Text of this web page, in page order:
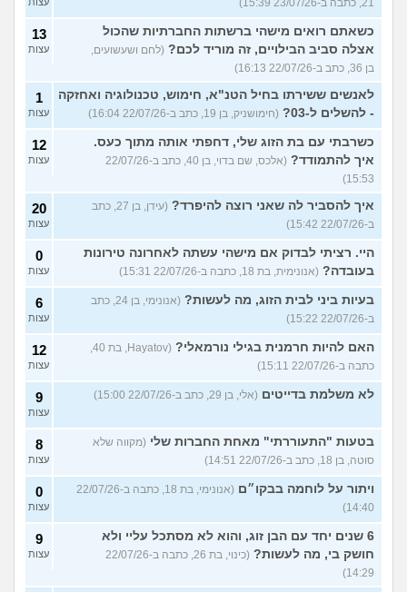
21, כתבה ב-23/07/26 15:39)
כשאתם רואים מישהי ברשתות החברתיות שהכול
אצלה סביב הבילויים, זה מוריד לכם? (לחם ושעשועים,
בן 36, כתב ב-22/07/26 16:13)
13
עצות
לאנשים ששירתו בחיל הטנ"א, חימוש, טכנולוגיה ואחזקה
- להשלים ל-03?
(חימושניק, בן 19, כתב ב-22/07/26 16:04)
1
עצות
כשרבתי עם בת הזוג שלי, דחפתי אותה מתוך כעס.
איך להתמודד?
(אלכס, שם בדוי, בן 40, כתב ב-22/07/26
15:53)
12
עצות
איך להסביר לה שאני רוצה להיפרד?
(עידן, בן 27, כתב
ב-22/07/26 15:42)
20
עצות
היי. רציתי לבדוק אם מישהי עשתה לאחרונה טירונות
בעובדה? (אנונימית, בת 18, כתבה ב-22/07/26 15:31)
0
עצות
בעיות ביני לבית הזוג, מה לעשות?
(אנונימי, בן 24, כתב
ב-22/07/26 15:22)
6
עצות
האם להיות חרמנית בגילי נורמאלי?
(Hayatov, בת 40,
כתבה ב-22/07/26 15:11)
12
עצות
לא משלמת בדייטים (אלי, בן 29, כתב ב-22/07/26 15:00) 9
עצות
בטעות "התעוררתי" מאחת החברות שלי (מקווה שלא
סוטה, בן 18, כתב ב-22/07/26 14:51)
8
עצות
ויתור על לוחמה בבקו״ם
(אנונימי, בת 18, כתבה ב-22/07/26
14:40)
0
עצות
6 שנים יחד עם הבן זוג, והוא לא מסתכל עליי ולא
חושק בי, מה לעשות?
(כינוי, בת 26, כתבה ב-22/07/26
14:29)
9
עצות